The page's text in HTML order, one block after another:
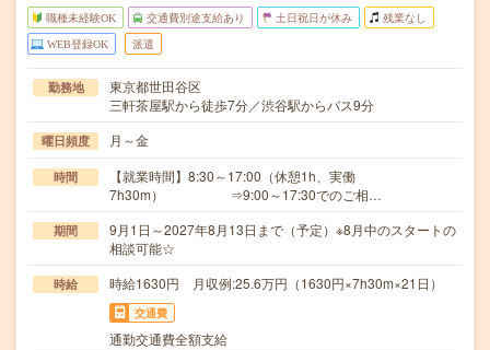
職種未経験OK 交通費別途支給あり 土日祝日が休み 残業なし
WEB登録OK 派遣
勤務地
東京都世田谷区
三軒茶屋駅から徒歩7分／渋谷駅からバス9分
曜日頻度 月～金
時間
【就業時間】8:30～17:00（休憩1h、実働
7h30m） ⇒9:00～17:30でのご相…
期間
9月1日～2027年8月13日まで（予定）※8月中のスタートの
相談可能☆
時給 時給1630円 月収例:25.6万円（1630円×7h30m×21日）
交通費
通勤交通費全額支給